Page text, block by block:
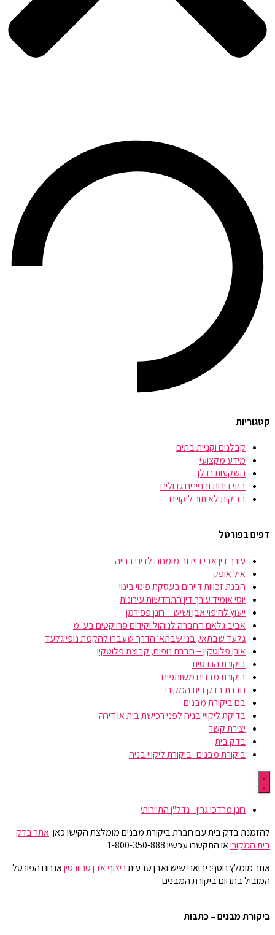
קטגוריות
קבלנים וקניית בתים
מידע מקצועי
השקעות נדלן
בתי דירות ובניינים גדולים
בדיקות לאיתור ליקויים
דפים בפורטל
עורך דין אבי דוידוב מומחה לדיני בנייה
איל אופק
הבנת זכויות דיירים בעסקת פינוי בינוי
יוסי אומיד עורך דין התחדשות עירונית
ייעוץ לחיפוי אבן ושיש – רונן פפירמן
אביב גלאם החברה לניהול וקידום פרויקטים בע"מ
גלעד שבתאי, בני שבתאי הדרך שעברו להקמת נופי גלעד
אורן פלוטקין – חברת נופים, קבוצת פלוטקין
ביקורת הנדסית
ביקורת מבנים משותפים
חברת בדק בית המקורי
בם ביקורת מבנים
בדיקת ליקויי בניה לפני רכישת בית או דירה
יצירת קשר
בדק בית
ביקורת מבנים- ביקורת ליקויי בניה
רונן מרדכי גרין - נדל"ן התיירותי
להזמנת בדק בית עם חברת ביקורת מבנים מומלצת הקישו כאן:אתר בדק
בית המקוריאו התקשרו עכשיו 1-800-350-888
אתר מומלץ נוסף: יבואני שיש ואבן טבעיתריצוף אבן טרוורטיןאנחנו הפורטל
המוביל בתחום ביקורת המבנים
ביקורת מבנים – כתבות